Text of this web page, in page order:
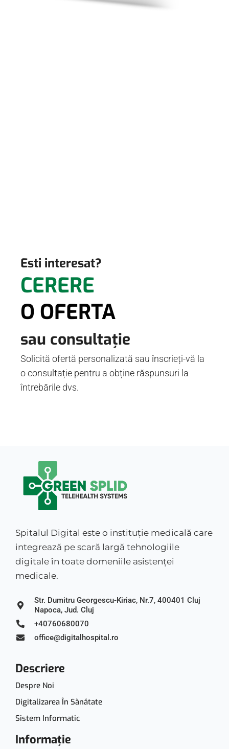
Esti interesat?
CERERE
O OFERTA
sau consultație
Solicită ofertă personalizată sau înscrieți-vă la
o consultație pentru a obține răspunsuri la
întrebările dvs.
Spitalul Digital este o instituție medicală care
integrează pe scară largă tehnologiile
digitale în toate domeniile asistenței
medicale.
Str. Dumitru Georgescu-Kiriac, Nr.7, 400401 Cluj
Napoca, Jud. Cluj
+40760680070
office@digitalhospital.ro
Descriere
Despre Noi
Digitalizarea În Sănătate
Sistem Informatic
Informație